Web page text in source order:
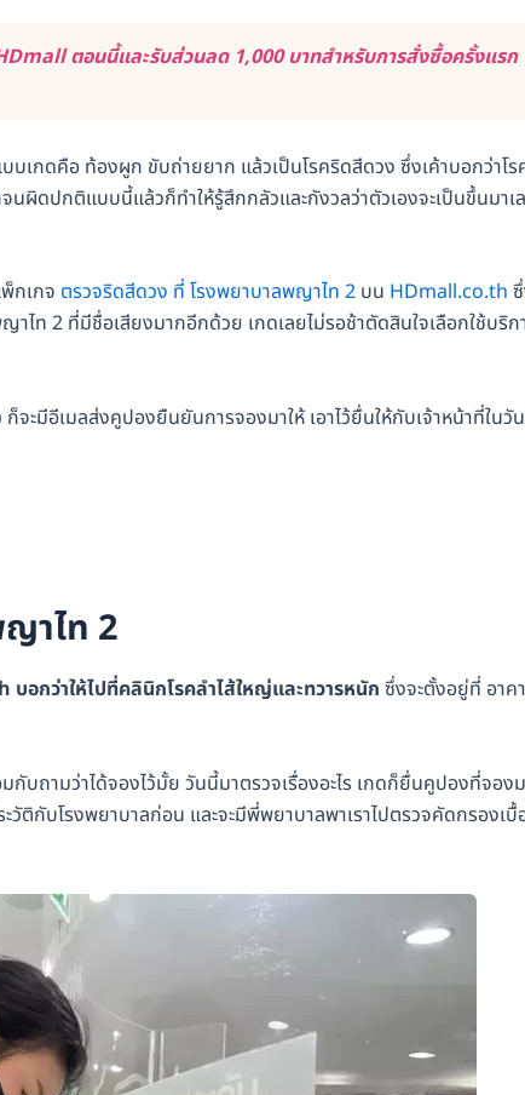
ตอนนี้และรับส่วนลด 1,000 บาทสำหรับการสั่งซื้อครั้งแรก
เกดคือ ท้องผูก ขับถ่ายยาก แล้วเป็นโรคริดสีดวง ซึ่งเค้าบอกว่าโ
ดปกติแบบนี้แล้วก็ทำให้รู้สึกกลัวและกังวลว่าตัวเองจะเป็นขึ้นมาเ
กเกจ ตรวจริดสีดวง ที่ โรงพยาบาลพญาไท 2 บน HDmall.co.th
ไท 2 ที่มีชื่อเสียงมากอีกด้วย เกดเลยไม่รอช้าตัดสินใจเลือกใช้บริก
ก็จะมีอีเมลส่งคูปองยืนยันการจองมาให้ เอาไว้ยื่นให้กับเจ้าหน้าที่ในวั
าไท 2
อกว่าให้ไปที่คลินิกโรคลำไส้ใหญ่และทวารหนัก ซึ่งจะตั้งอยู่ที่ อาค
ถามว่าได้จองไว้มั้ย วันนี้มาตรวจเรื่องอะไร เกดก็ยื่นคูปองที่จอง
ะวัติกับโรงพยาบาลก่อน และจะมีพี่พยาบาลพาเราไปตรวจคัดกรองเบื้